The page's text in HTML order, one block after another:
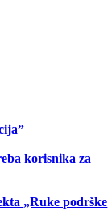
korisnika za
„Ruke podrške